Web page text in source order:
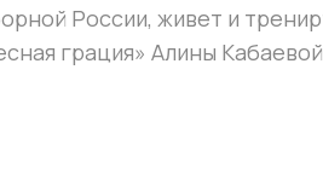
России, живет и
грация» Алины